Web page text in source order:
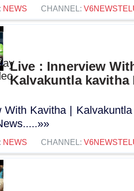
NEWS CHANNEL:
Live : Innerview
Kalvakuntla kavitha
With Kavitha |
NEWS CHANNEL: